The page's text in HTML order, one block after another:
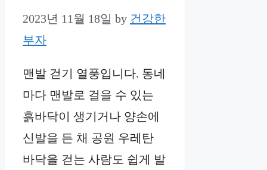
2023년 11월 18일 by 건강한
부자
맨발 걷기 열풍입니다. 동네
마다 맨발로 걸을 수 있는
흙바닥이 생기거나 양손에
신발을 든 채 공원 우레탄
바닥을 걷는 사람도 쉽게 발